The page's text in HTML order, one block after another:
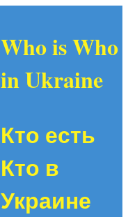
Who is Who
in Ukraine
Кто есть
Кто в
Украине